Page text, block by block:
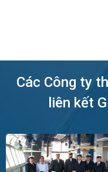
Các Công ty
liên kết